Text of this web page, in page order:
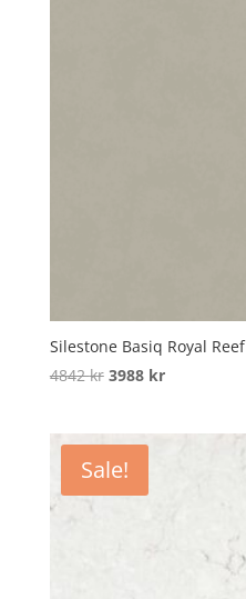
Silestone Basiq Royal Reef
4842kr Original
4842 kr.
3988 krCurrent
Sale!